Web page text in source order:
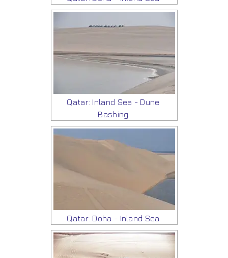
Qatar: Inland Sea - Dune
Bashing
Qatar: Doha - Inland Sea